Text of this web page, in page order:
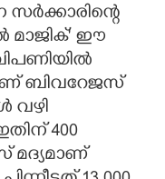
മാജിക്' ഈ
ബിവറേജസ്
വഴി
400
മദ്യമാണ്